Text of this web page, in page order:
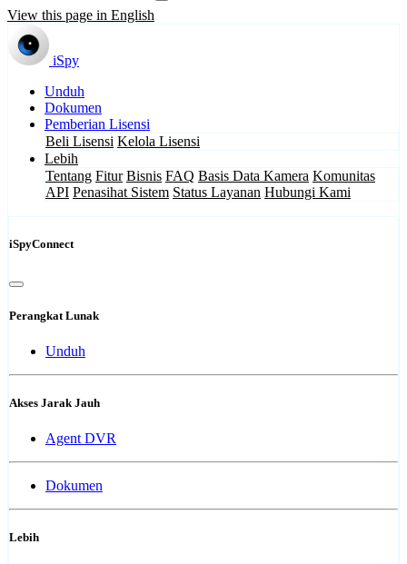
View this page in English
iSpy
Unduh
Dokumen
Pemberian Lisensi
Beli Lisensi Kelola Lisensi
Lebih
Tentang Fitur Bisnis FAQ Basis Data Kamera Komunitas
API Penasihat Sistem Status Layanan Hubungi Kami
iSpyConnect
Perangkat Lunak
Unduh
Akses Jarak Jauh
Agent DVR
Dokumen
Lebih